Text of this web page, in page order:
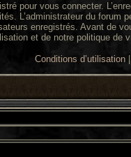
pour vous connecter.
L’administrateur du forum
enregistrés. Avant de
et de notre politique de
Conditions d’utilisation